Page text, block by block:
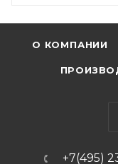
О КОМПАНИИ
+7(495)